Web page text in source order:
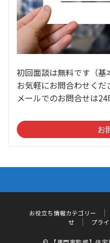
初回面談は無料です（基
お気軽にお問合わせくだ
メールでのお問合せは24
お
お役立ち情報カテゴリー
せ
プラ